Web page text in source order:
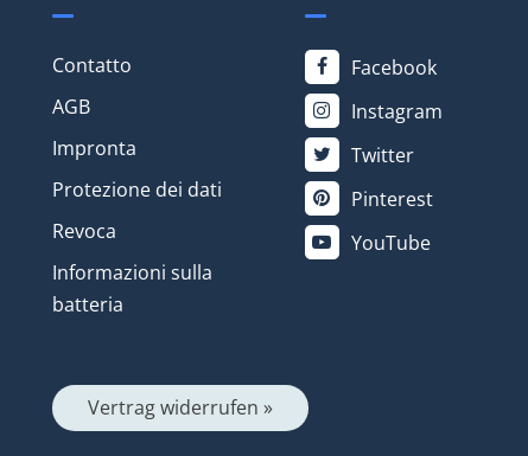
Contatto
AGB
Impronta
Protezione dei dati
Revoca
Informazioni sulla
batteria
Facebook
Instagram
Twitter
Pinterest
YouTube
Vertrag widerrufen »